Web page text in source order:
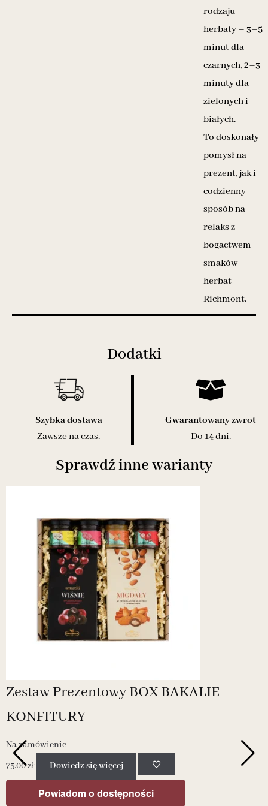
rodzaju
herbaty – 3–5
minut dla
czarnych, 2–3
minuty dla
zielonych i
białych.
To doskonały
pomysł na
prezent, jak i
codzienny
sposób na
relaks z
bogactwem
smaków
herbat
Richmont.
Dodatki
Szybka dostawa
Zawsze na czas.
Gwarantowany zwrot
Do 14 dni.
Sprawdź inne warianty
Zestaw Prezentowy BOX BAKALIE
KONFITURY
Na zamówienie
75.00zł Dowiedz się więcej
Powiadom o dostępności